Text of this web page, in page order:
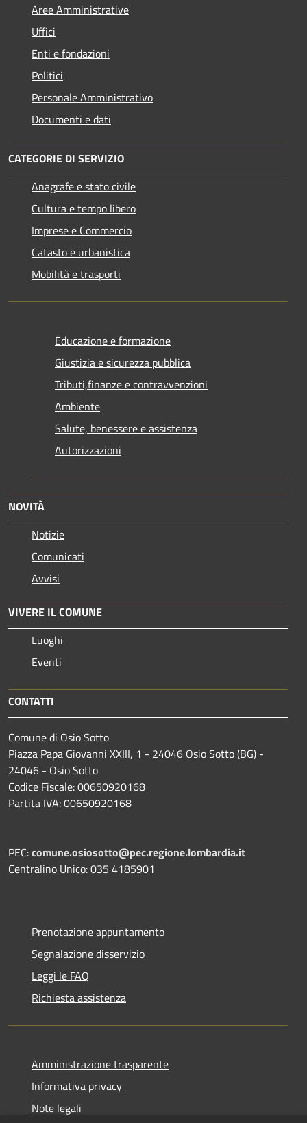
Aree Amministrative
Uffici
Enti e fondazioni
Politici
Personale Amministrativo
Documenti e dati
CATEGORIE DI SERVIZIO
Anagrafe e stato civile
Cultura e tempo libero
Imprese e Commercio
Catasto e urbanistica
Mobilità e trasporti
Educazione e formazione
Giustizia e sicurezza pubblica
Tributi,finanze e contravvenzioni
Ambiente
Salute, benessere e assistenza
Autorizzazioni
NOVITÀ
Notizie
Comunicati
Avvisi
VIVERE IL COMUNE
Luoghi
Eventi
CONTATTI
Comune di Osio Sotto
Piazza Papa Giovanni XXIII, 1 - 24046 Osio Sotto (BG) -
24046 - Osio Sotto
Codice Fiscale: 00650920168
Partita IVA: 00650920168
PEC:comune.osiosotto@pec.regione.lombardia.it
Centralino Unico: 035 4185901
Prenotazione appuntamento
Segnalazione disservizio
Leggi le FAQ
Richiesta assistenza
Amministrazione trasparente
Informativa privacy
Note legali